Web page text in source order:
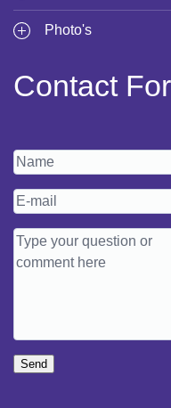
Photo's
Contact
Send